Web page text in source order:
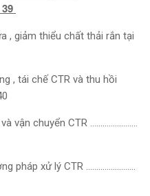
, giảm thiểu chất thải rắn tại
, tái chế CTR và thu hồi
vận chuyển CTR …………………..
pháp xử lý CTR ……………………